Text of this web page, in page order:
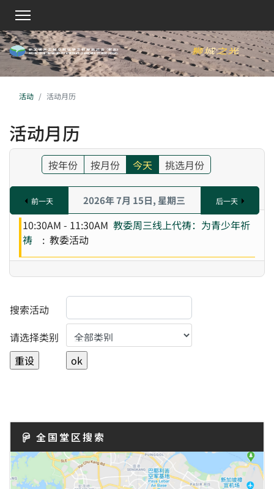
活动 活动月历
活动月历
按年份 按月份 今天 挑选月份
前一天 2026年 7月 15日, 星期三 后一天
10:30AM - 11:30AM 教委周三线上代祷：为青少年祈
祷
: 教委活动
搜索活动
请选择类别
Select a Category to filter list
全国堂区搜索